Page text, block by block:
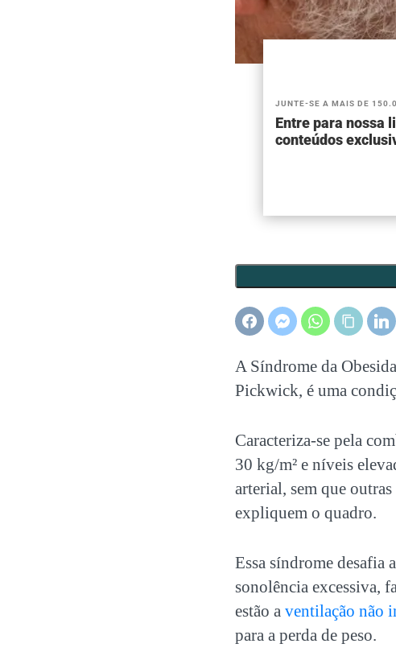
JUNTE-SE A MAIS DE
Entre para nossa
conteúdos
A Síndrome da
Pickwick, é uma
Caracteriza-se pela
30 kg/m² e níveis
arterial, sem que
expliquem o quadro.
Essa síndrome desafia
sonolência excessiva,
estão a ventilação não
para a perda de peso.